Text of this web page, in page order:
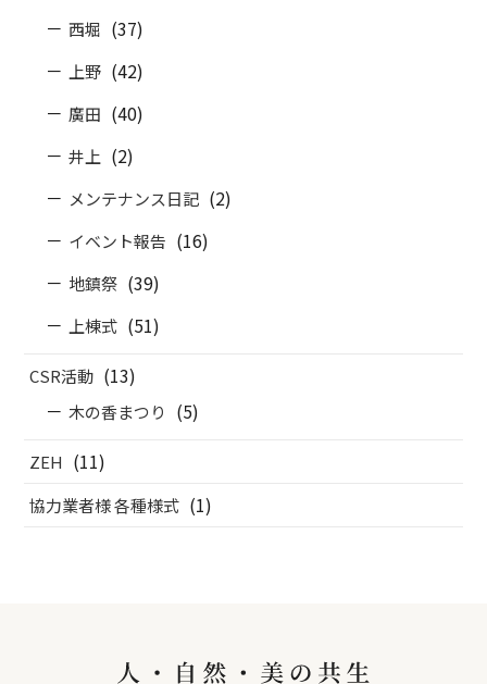
西堀 (37)
上野 (42)
廣田 (40)
井上 (2)
メンテナンス日記 (2)
イベント報告 (16)
地鎮祭 (39)
上棟式 (51)
CSR活動 (13)
木の香まつり (5)
ZEH (11)
協力業者様 各種様式 (1)